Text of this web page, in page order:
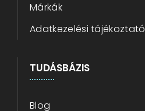
Márkák
Adatkezelési tájékoztató
TUDÁSBÁZIS
Blog